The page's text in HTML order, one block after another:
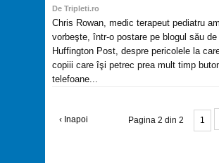
De Tripleti.ro
Chris Rowan, medic terapeut pediatru
vorbeşte, într-o postare pe blogul său de
Huffington Post, despre pericolele la
copiii care îşi petrec prea mult timp
telefoane...
Pagina 2 din 2
‹ Inapoi 1